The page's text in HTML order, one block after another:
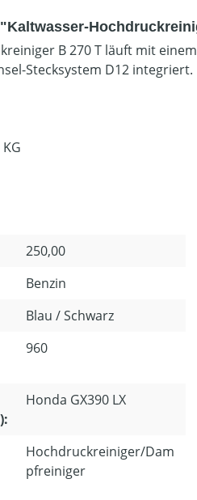
B 270 T läuft mit
Stecksystem D12 integriert.
250,00
Benzin
Blau / Schwarz
960
Honda GX390 LX
Hochdruckreiniger/Dam
pfreiniger